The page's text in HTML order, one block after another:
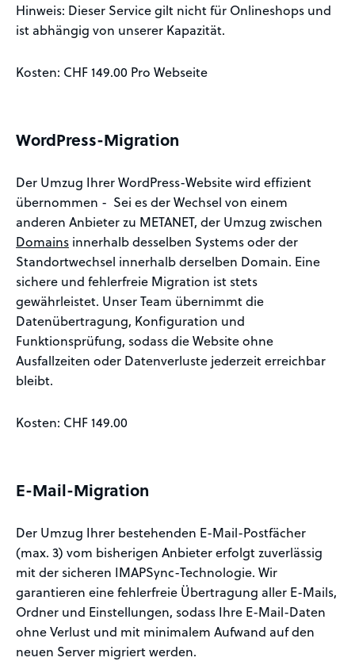
Hinweis: Dieser Service gilt nicht für Onlineshops und
ist abhängig von unserer Kapazität.
Kosten: CHF 149.00 Pro Webseite
WordPress-Migration
Der Umzug Ihrer WordPress-Website wird effizient
übernommen - Sei es der Wechsel von einem
anderen Anbieter zu METANET, der Umzug zwischen
Domains innerhalb desselben Systems oder der
Standortwechsel innerhalb derselben Domain. Eine
sichere und fehlerfreie Migration ist stets
gewährleistet. Unser Team übernimmt die
Datenübertragung, Konfiguration und
Funktionsprüfung, sodass die Website ohne
Ausfallzeiten oder Datenverluste jederzeit erreichbar
bleibt.
Kosten: CHF 149.00
E-Mail-Migration
Der Umzug Ihrer bestehenden E-Mail-Postfächer
(max. 3) vom bisherigen Anbieter erfolgt zuverlässig
mit der sicheren IMAPSync-Technologie. Wir
garantieren eine fehlerfreie Übertragung aller E-Mails,
Ordner und Einstellungen, sodass Ihre E-Mail-Daten
ohne Verlust und mit minimalem Aufwand auf den
neuen Server migriert werden.